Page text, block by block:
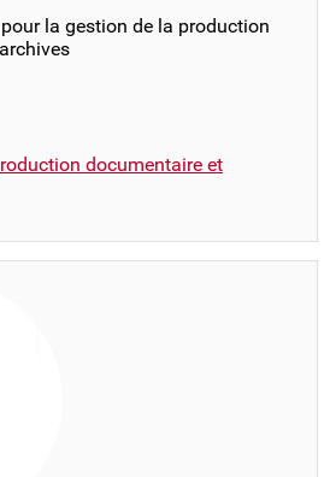
la gestion de la production
documentaire et